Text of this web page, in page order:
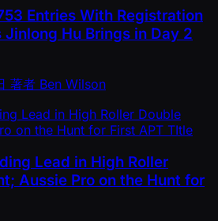
Entries With Registration
Hu Brings in Day 2
著者 Ben Wilson
Lead in High Roller
Aussie Pro on the Hunt for